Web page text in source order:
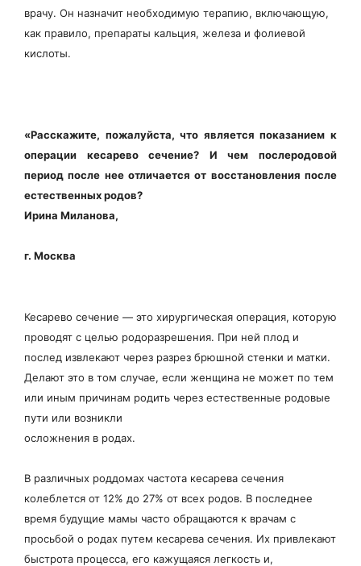
врачу. Он назначит необходимую терапию, включающую,
как правило, препараты кальция, железа и фолиевой
кислоты.
«Расскажите, пожалуйста, что является показанием к
операции кесарево сечение? И чем послеродовой
период после нее отличается от восстановления после
естественных родов?
Ирина Миланова,
г. Москва
Кесарево сечение — это хирургическая операция, которую
проводят с целью родоразрешения. При ней плод и
послед извлекают через разрез брюшной стенки и матки.
Делают это в том случае, если женщина не может по тем
или иным причинам родить через естественные родовые
пути или возникли
осложнения в родах.
В различных роддомах частота кесарева сечения
колеблется от 12% до 27% от всех родов. В последнее
время будущие мамы часто обращаются к врачам с
просьбой о родах путем кесарева сечения. Их привлекают
быстрота процесса, его кажущаяся легкость и,